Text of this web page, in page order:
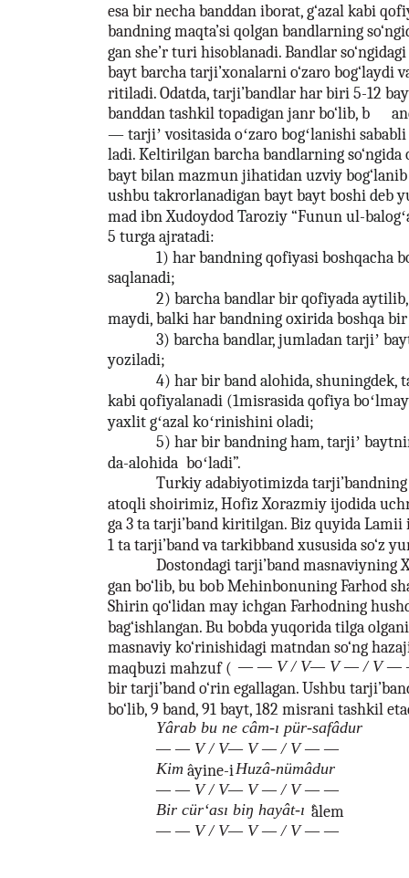
esa bir necha banddan iborat, g‘azal kabi
bandning maqta’si qolgan bandlarning
gan she’r turi hisoblanadi. Bandlar
bayt barcha tarji’xonalarni o‘zaro bog‘laydi
ritiladi. Odatda, tarji’bandlar har biri 5-12
banddan tashkil topadigan janr bo‘lib, b
— tarjiʼ vositasida oʻzaro bogʻlanishi
ladi. Keltirilgan barcha bandlarning so‘ngida
bayt bilan mazmun jihatidan uzviy bog‘lanib
ushbu takrorlanadigan bayt bayt boshi deb
mad ibn Xudoydod Taroziy “Funun ul-
5 turga ajratadi:
1) har bandning qofiyasi boshqacha
saqlanadi;
2) barcha bandlar bir qofiyada
maydi, balki har bandning oxirida boshqa
3) barcha bandlar, jumladan tarjiʼ
yoziladi;
4) har bir band alohida, shuningdek,
kabi qofiyalanadi (1misrasida qofiya
yaxlit gʻazal koʻrinishini oladi;
5) har bir bandning ham, tarjiʼ
da-alohida boʻladi”.
Turkiy adabiyotimizda
atoqli shoirimiz, Hofiz Xorazmiy ijodida
ga 3 ta tarji’band kiritilgan. Biz quyida Lamii
1 ta tarji’band va tarkibband xususida so‘z
Dostondagi tarji’band masnaviyning
gan bo‘lib, bu bob Mehinbonuning Farhod
Shirin qo‘lidan may ichgan Farhodning
bag‘ishlangan. Bu bobda yuqorida tilga
masnaviy ko‘rinishidagi matndan so‘ng
maqbuzi mahzuf ( — — V / V— V — / V —
bir tarji’band o‘rin egallagan. Ushbu
bo‘lib, 9 band, 91 bayt, 182 misrani tashkil
Yârab bu ne câm-ı pür-safâdur
— — V / V— V — / V — —
Kim âyine-iHuzâ-nümâdur
— — V / V— V — / V — —
Bir cür‘ası biŋ hayât-ı ‘âlem
— — V / V— V — / V — —